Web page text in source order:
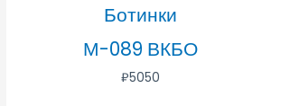
Ботинки
М-089 ВКБО
₽5050